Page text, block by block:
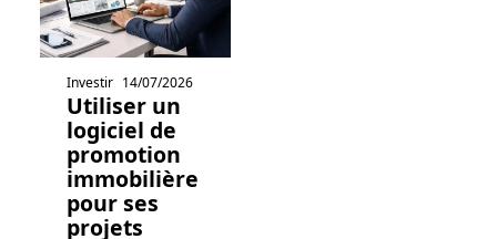
Investir 14/07/2026
Utiliser un
logiciel de
promotion
immobilière
pour ses
projets